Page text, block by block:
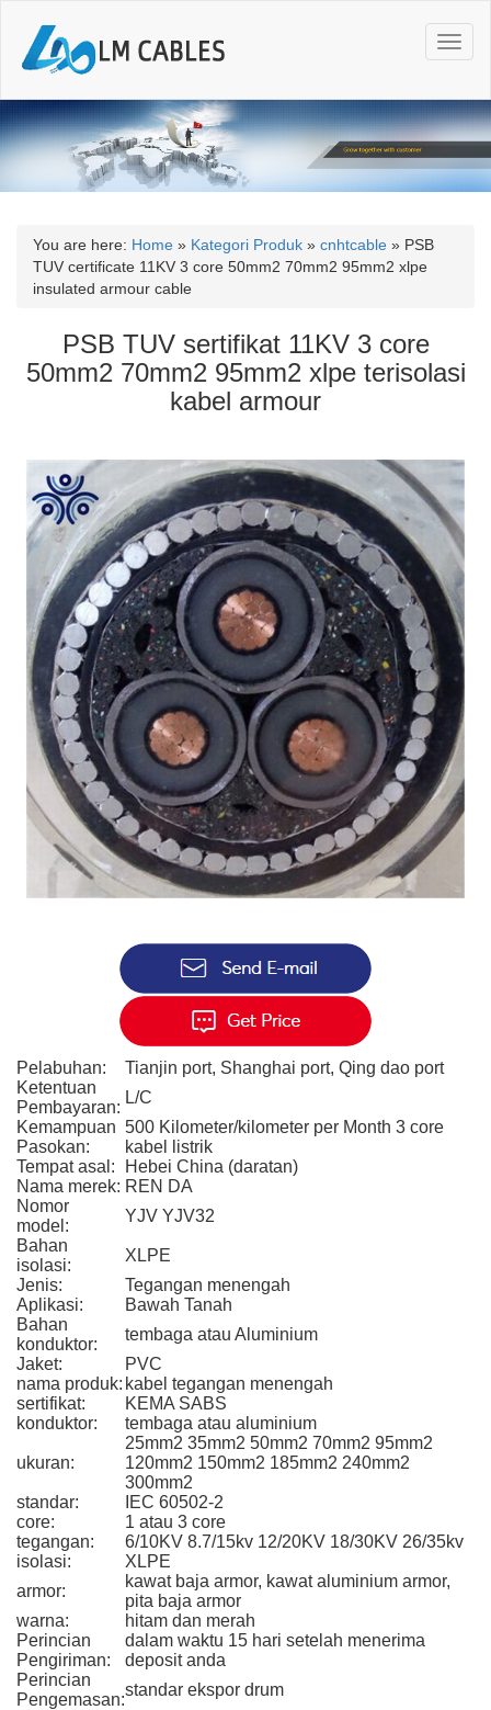
T
o
g
l
n
a
n
You are here: Home » Kategori Produk » cnhtcable » PSB
TUV certificate 11KV 3 core 50mm2 70mm2 95mm2 xlpe
insulated armour cable
PSB TUV sertifikat 11KV 3 core
50mm2 70mm2 95mm2 xlpe terisolasi
kabel armour
Pelabuhan:
Tianjin port, Shanghai port, Qing dao port
Ketentuan
Pembayaran:
L/C
Kemampuan
Pasokan:
500 Kilometer/kilometer per Month 3 core
kabel listrik
Tempat asal:
Hebei China (daratan)
Nama merek: REN DA
Nomor
model:
YJV YJV32
Bahan
isolasi:
XLPE
Jenis:
Tegangan menengah
Aplikasi:
Bawah Tanah
Bahan
konduktor:
tembaga atau Aluminium
Jaket:
PVC
nama produk: kabel tegangan menengah
sertifikat:
KEMA SABS
konduktor:
tembaga atau aluminium
ukuran:
25mm2 35mm2 50mm2 70mm2 95mm2
120mm2 150mm2 185mm2 240mm2
300mm2
standar:
IEC 60502-2
core:
1 atau 3 core
tegangan:
6/10KV 8.7/15kv 12/20KV 18/30KV 26/35kv
isolasi:
XLPE
armor:
kawat baja armor, kawat aluminium armor,
pita baja armor
warna:
hitam dan merah
Perincian
Pengiriman:
dalam waktu 15 hari setelah menerima
deposit anda
Perincian
Pengemasan:
standar ekspor drum